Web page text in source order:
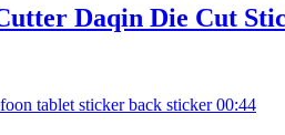
Daqin Die Cut
00:44